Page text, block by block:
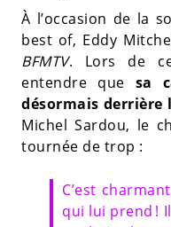
À l’occasion de la
best of, Eddy
BFMTV. Lors de
entendre que sa
désormais derrière
Michel Sardou, le
tournée de trop :
C’est
qui lui prend !